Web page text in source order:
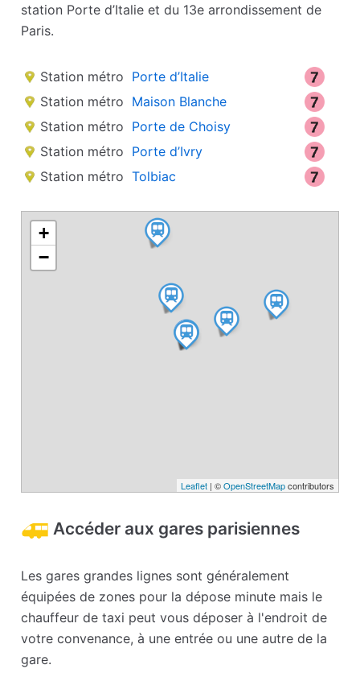
station Porte d’Italie et du 13e arrondissement de
Paris.
Station métro Porte d’Italie
Station métro Maison Blanche
Station métro Porte de Choisy
Station métro Porte d’Ivry
Station métro Tolbiac
+
−
Leaflet| ©OpenStreetMapcontributors
Accéder aux gares parisiennes
Les gares grandes lignes sont généralement
équipées de zones pour la dépose minute mais le
chauffeur de taxi peut vous déposer à l'endroit de
votre convenance, à une entrée ou une autre de la
gare.